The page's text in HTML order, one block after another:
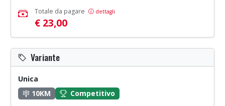
Totale da pagare dettagli
€ 23,00
Variante
Unica
10KM
Competitivo